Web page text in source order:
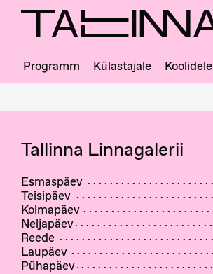
Skip
Ligipääs
ja
Programm Külastajale Koolidele
Tallinna Linnagalerii
Esmaspäev
Teisipäev
Kolmapäev
Neljapäev
Reede
Laupäev
Pühapäev